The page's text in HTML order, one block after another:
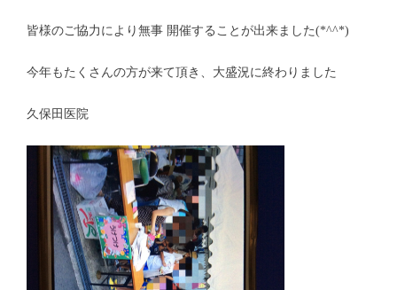
皆様のご協力により無事 開催することが出来ました(*^^*)
今年もたくさんの方が来て頂き、大盛況に終わりました
久保田医院